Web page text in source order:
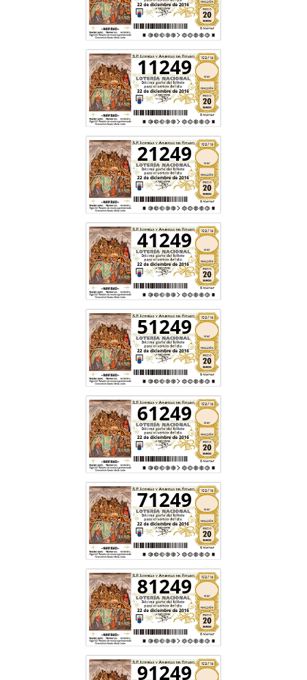
11249
21249
41249
51249
61249
71249
81249
91249